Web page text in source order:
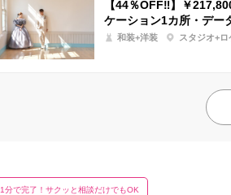
【44％OFF‼】￥
ケーション1カ所・デー
和装+洋装 スタジオ+
1分で完了！サクッと相談だけでもOK